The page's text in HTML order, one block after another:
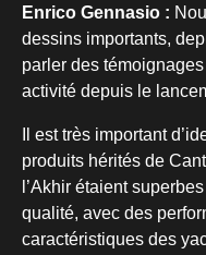
Enrico Gennasio :
dessins importants,
parler des
activité depuis le
Il est très important
produits hérités de
l’Akhir étaient
qualité, avec des
caractéristiques des